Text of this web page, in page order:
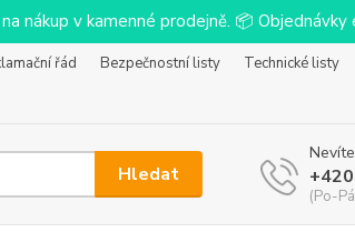
nákup v kamenné prodejně. 📦
řád Bezpečnostní listy Technické listy
Hledat
(Po-